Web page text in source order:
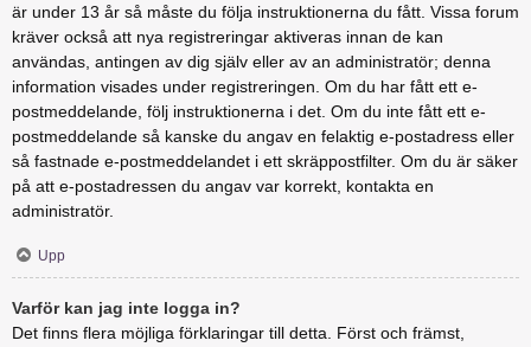
är under 13 år så måste du följa instruktionerna du fått. Vissa forum
kräver också att nya registreringar aktiveras innan de kan
användas, antingen av dig själv eller av an administratör; denna
information visades under registreringen. Om du har fått ett e-
postmeddelande, följ instruktionerna i det. Om du inte fått ett e-
postmeddelande så kanske du angav en felaktig e-postadress eller
så fastnade e-postmeddelandet i ett skräppostfilter. Om du är säker
på att e-postadressen du angav var korrekt, kontakta en
administratör.
Upp
Varför kan jag inte logga in?
Det finns flera möjliga förklaringar till detta. Först och främst,